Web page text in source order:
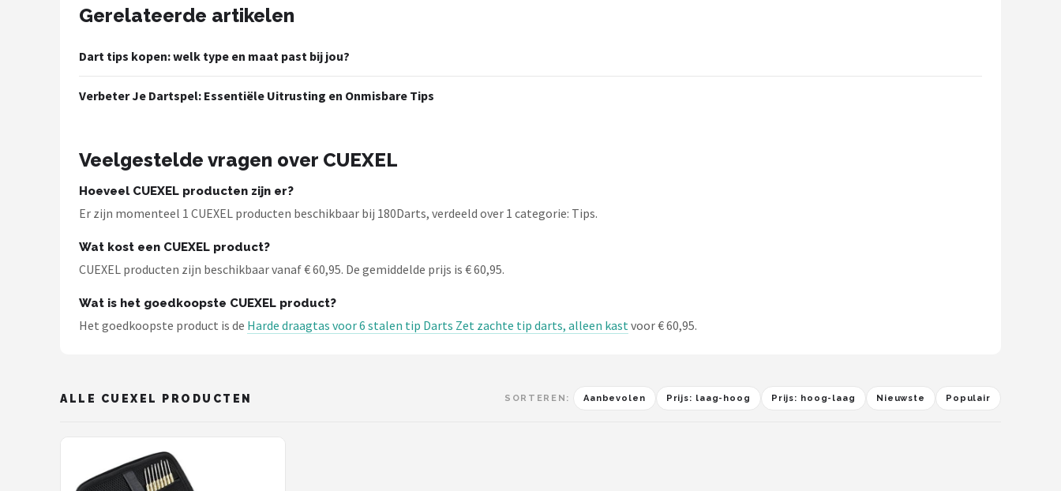
ABC Darts
Harrows
Red Dragon
Gerelateerde artikelen
Dart tips kopen: welk type en maat past bij jou?
Verbeter Je Dartspel: Essentiële Uitrusting en Onmisbare Tips
Veelgestelde vragen over CUEXEL
Hoeveel CUEXEL producten zijn er?
Er zijn momenteel 1 CUEXEL producten beschikbaar bij 180Darts, verdeeld over 1 categorie: Tips.
Wat kost een CUEXEL product?
CUEXEL producten zijn beschikbaar vanaf € 60,95. De gemiddelde prijs is € 60,95.
Wat is het goedkoopste CUEXEL product?
Het goedkoopste product is de Harde draagtas voor 6 stalen tip Darts Zet zachte tip darts, alleen kastvoor € 60,95.
ALLE CUEXEL PRODUCTEN SORTEREN: Aanbevolen Prijs: laag-hoog Prijs: hoog-laag Nieuwste Populair